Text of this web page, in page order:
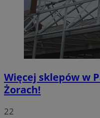
Więcej sklepów w
Żorach!
22